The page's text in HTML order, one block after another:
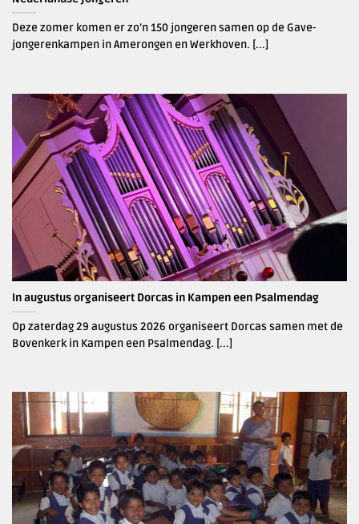
Deze zomer komen er zo’n 150 jongeren samen op de Gave-
jongerenkampen in Amerongen en Werkhoven. [...]
In augustus organiseert Dorcas in Kampen een Psalmendag
Op zaterdag 29 augustus 2026 organiseert Dorcas samen met de
Bovenkerk in Kampen een Psalmendag. [...]